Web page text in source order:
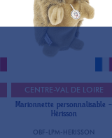
CENTRE-VAL DE LOIRE
Marionnette personnalisable -
Hérisson
OBF-LPM-HERISSON